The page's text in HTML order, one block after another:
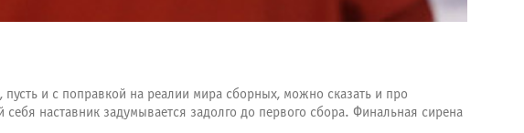
и с поправкой на реалии мира сборных, можно сказать и про
наставник задумывается задолго до первого сбора. Финальная сирена